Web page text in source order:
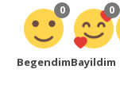
0
Begendim
0
Bayildim